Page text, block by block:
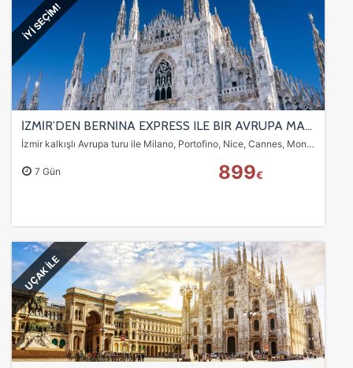
İYİ SEÇİM!
İZMİR’DEN BERNİNA EXPRESS ILE BİR AVRUPA MASALI TURU Türk Hava Yolları Özel Seferi ile 6 gece
İzmir kalkışlı Avrupa turu ile Milano, Portofino, Nice, Cannes, Monaco, Annecy, Cenevre, Bern, Colmar, Strasbourg ve Bernina Express tren deneyimi bir arada. Alp…
7 Gün 899€
UÇAK İLE